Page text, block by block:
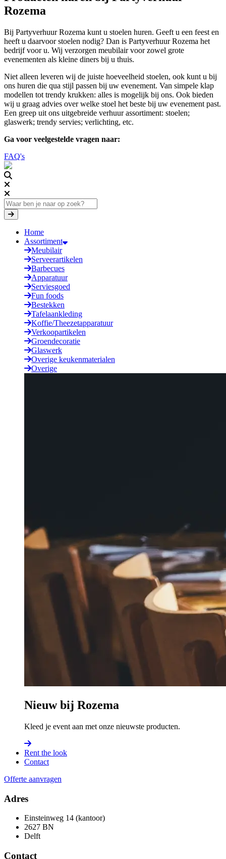
Rozema
Bij Partyverhuur Rozema kunt u stoelen huren. Geeft u een feest en
heeft u daarvoor stoelen nodig? Dan is Partyverhuur Rozema het
bedrijf voor u. Wij verzorgen meubilair voor zowel grote
evenementen als kleine diners bij u thuis.
Niet alleen leveren wij de juiste hoeveelheid stoelen, ook kunt u bij
ons huren die qua stijl passen bij uw evenement. Van simpele klap
modellen tot trendy krukken: alles is mogelijk bij ons. Ook bieden
wij u graag advies over welke stoel het beste bij uw evenement past.
Een greep uit ons uitgebreide verhuur assortiment: stoelen;
glaswerk; trendy servies; verlichting, etc.
Ga voor veelgestelde vragen naar:
FAQ's
Home
Assortiment
Meubilair
Serveerartikelen
Barbecues
Apparatuur
Serviesgoed
Fun foods
Bestekken
Tafelaankleding
Koffie/Theezetapparatuur
Verkoopartikelen
Groendecoratie
Glaswerk
Overige keukenmaterialen
Overige
Nieuw bij Rozema
Kleed je event aan met onze nieuwste producten.
Rent the look
Contact
Offerte aanvragen
Adres
Einsteinweg 14 (kantoor)
2627 BN
Delft
Contact